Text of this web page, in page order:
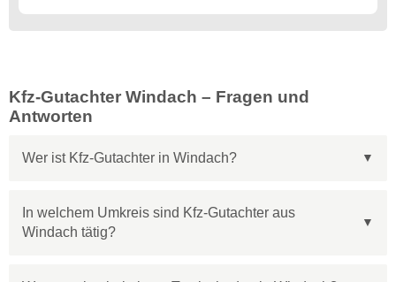
Kfz-Gutachter Windach – Fragen und
Antworten
Wer ist Kfz-Gutachter in Windach?
In welchem Umkreis sind Kfz-Gutachter aus
Windach tätig?